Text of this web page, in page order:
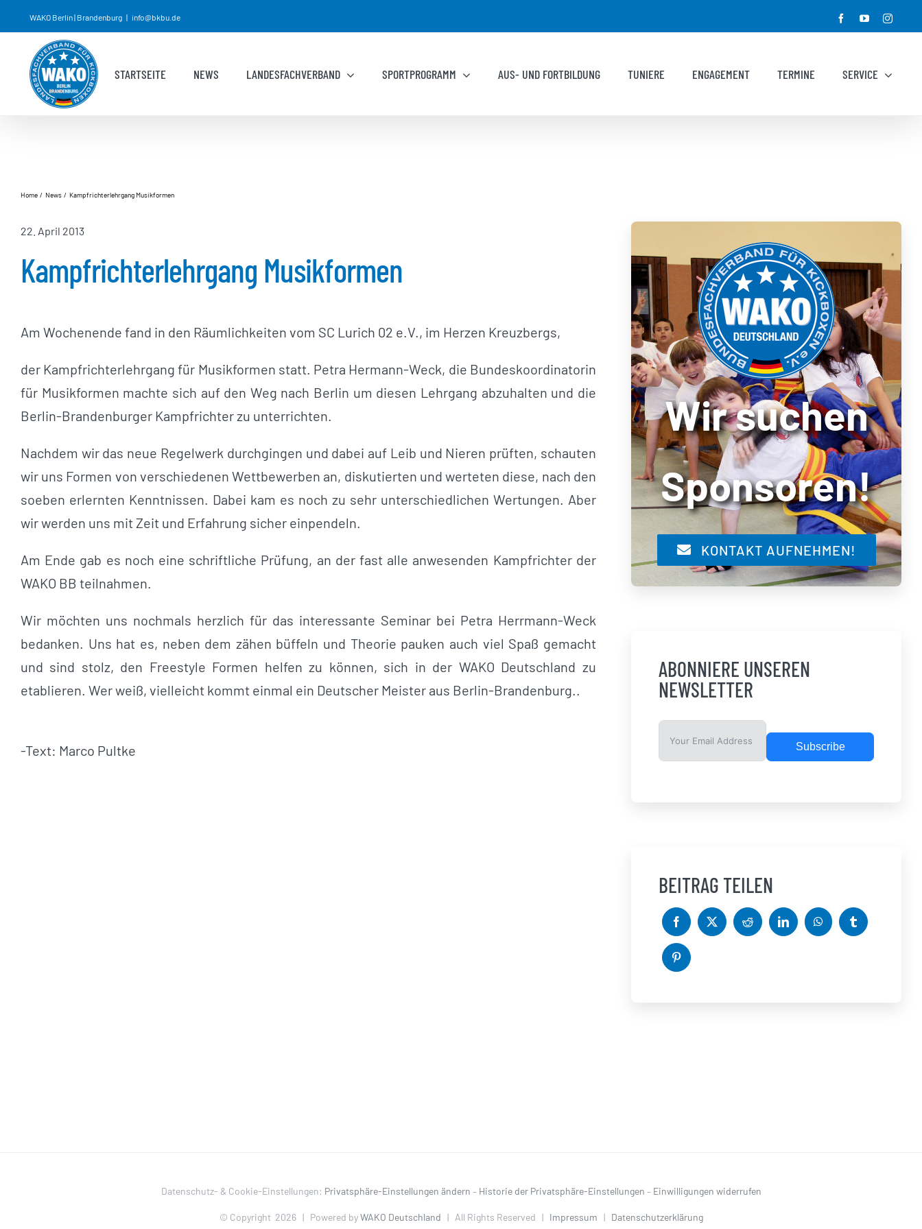
Inhalt
springen
WAKO Berlin | Brandenburg | info@bkbu.de FacebookYouTube
STARTSEITE NEWS LANDESFACHVERBAND SPORTPROGRAMM AUS- UND FORTBILDUNG TUNIERE ENGAGEMENT TERMINE SERVICE
Home News Kampfrichterlehrgang Musikformen
22. April 2013
Kampfrichterlehrgang Musikformen
Am Wochenende fand in den Räumlichkeiten vom SC Lurich 02 e.V., im Herzen Kreuzbergs,
der Kampfrichterlehrgang für Musikformen statt. Petra Hermann-Weck, die Bundeskoordinatorin
für Musikformen machte sich auf den Weg nach Berlin um diesen Lehrgang abzuhalten und die
Berlin-Brandenburger Kampfrichter zu unterrichten.
Nachdem wir das neue Regelwerk durchgingen und dabei auf Leib und Nieren prüften, schauten
wir uns Formen von verschiedenen Wettbewerben an, diskutierten und werteten diese, nach den
soeben erlernten Kenntnissen. Dabei kam es noch zu sehr unterschiedlichen Wertungen. Aber
wir werden uns mit Zeit und Erfahrung sicher einpendeln.
Am Ende gab es noch eine schriftliche Prüfung, an der fast alle anwesenden Kampfrichter der
WAKO BB teilnahmen.
Wir möchten uns nochmals herzlich für das interessante Seminar bei Petra Herrmann-Weck
bedanken. Uns hat es, neben dem zähen büffeln und Theorie pauken auch viel Spaß gemacht
und sind stolz, den Freestyle Formen helfen zu können, sich in der WAKO Deutschland zu
etablieren. Wer weiß, vielleicht kommt einmal ein Deutscher Meister aus Berlin-Brandenburg..
-Text: Marco Pultke
Wir suchen
Sponsoren!
KONTAKT AUFNEHMEN!
ABONNIERE UNSEREN
NEWSLETTER
Subscribe
BEITRAG TEILEN
Datenschutz- & Cookie-Einstellungen: Privatsphäre-Einstellungen ändern – Historie der Privatsphäre-Einstellungen – Einwilligungen widerrufen
© Copyright 2026 | Powered byWAKO Deutschland | All Rights Reserved | Impressum | Datenschutzerklärung